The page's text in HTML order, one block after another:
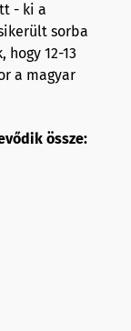
- ki a
sorba
12-13
a magyar
össze: